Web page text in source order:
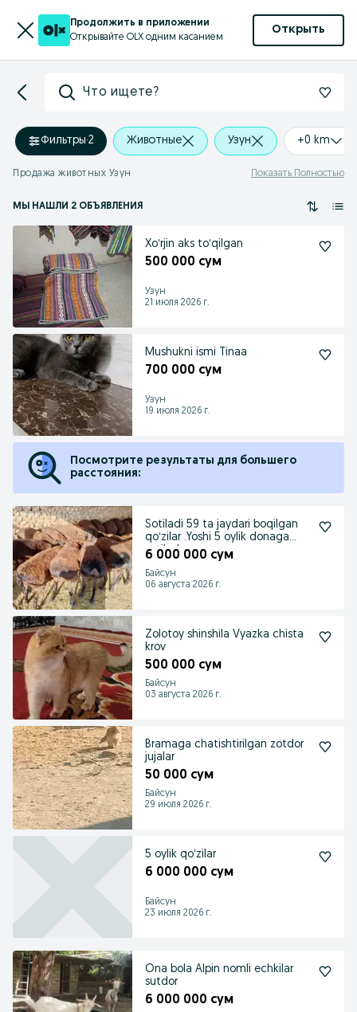
Продолжить в приложении
Открывайте OLX одним касанием
Открыть
Что ищете?
Фильтры·2 Животные Узун +0 km
Продажа животных Узун Показать Полностью
МЫ НАШЛИ 2 ОБЪЯВЛЕНИЯ
Xoʻrjin aks toʻqilgan
500 000 сум
Узун
21 июля 2026 г.
Mushukni ismi Tinaa
700 000 сум
Узун
19 июля 2026 г.
Посмотрите результаты для большего
расстояния:
Sotiladi 59 ta jaydari boqilgan
qoʻzilar .Yoshi 5 oylik donaga
sotilad
6 000 000 сум
Байсун
06 августа 2026 г.
Zolotoy shinshila Vyazka chista
krov
500 000 сум
Байсун
03 августа 2026 г.
Bramaga chatishtirilgan zotdor
jujalar
50 000 сум
Байсун
29 июля 2026 г.
5 oylik qoʻzilar
6 000 000 сум
Байсун
23 июля 2026 г.
Ona bola Alpin nomli echkilar
sutdor
6 000 000 сум